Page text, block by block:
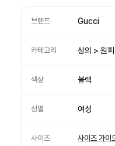
브랜드 Gucci
카테고리 상의 > 원
색상 블랙
성별 여성
사이즈 사이즈 가이